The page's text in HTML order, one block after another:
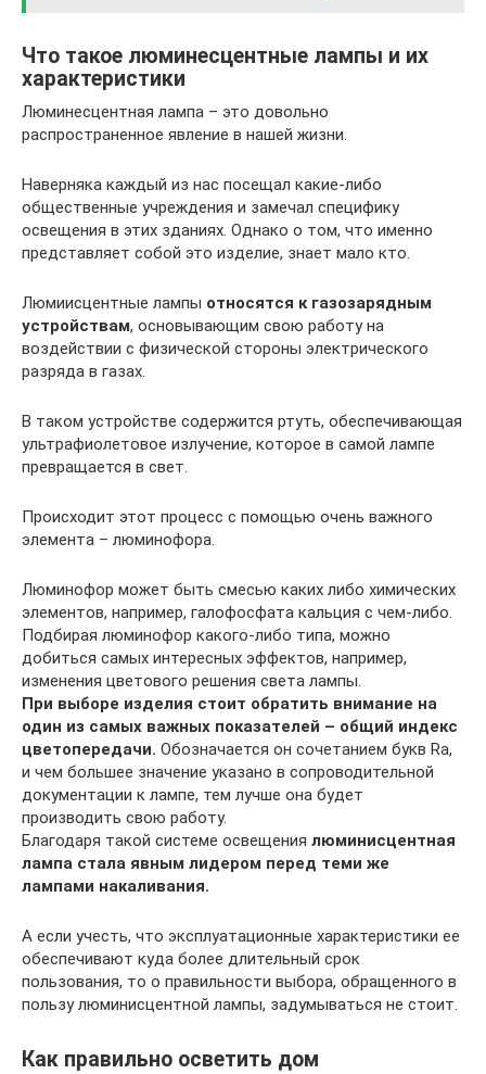
Что такое люминесцентные лампы и их
характеристики
Люминесцентная лампа – это довольно
распространенное явление в нашей жизни.
Наверняка каждый из нас посещал какие-либо
общественные учреждения и замечал специфику
освещения в этих зданиях. Однако о том, что именно
представляет собой это изделие, знает мало кто.
Люмиисцентные лампы относятся к газозарядным
устройствам, основывающим свою работу на
воздействии с физической стороны электрического
разряда в газах.
В таком устройстве содержится ртуть, обеспечивающая
ультрафиолетовое излучение, которое в самой лампе
превращается в свет.
Происходит этот процесс с помощью очень важного
элемента – люминофора.
Люминофор может быть смесью каких либо химических
элементов, например, галофосфата кальция с чем-либо.
Подбирая люминофор какого-либо типа, можно
добиться самых интересных эффектов, например,
изменения цветового решения света лампы.
При выборе изделия стоит обратить внимание на
один из самых важных показателей – общий индекс
цветопередачи. Обозначается он сочетанием букв Ra,
и чем большее значение указано в сопроводительной
документации к лампе, тем лучше она будет
производить свою работу.
Благодаря такой системе освещения люминисцентная
лампа стала явным лидером перед теми же
лампами накаливания.
А если учесть, что эксплуатационные характеристики ее
обеспечивают куда более длительный срок
пользования, то о правильности выбора, обращенного в
пользу люминисцентной лампы, задумываться не стоит.
Как правильно осветить дом